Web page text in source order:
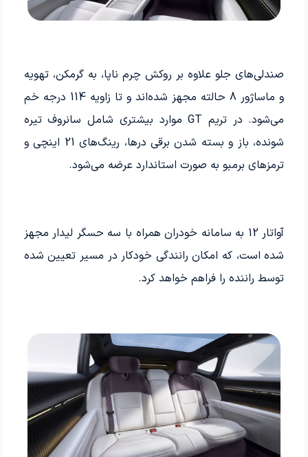
صندلی‌های جلو علاوه بر روکش چرم ناپا، به گرمکن، تهویه
و ماساژور 8 حالته مجهز شده‌اند و تا زاویه 114 درجه خم
می­‌شود. در تریم GT موارد بیشتری شامل سانروف تیره
شونده، باز و بسته شدن برقی درها، رینگ‌های 21 اینچی و
ترمزهای برمبو به صورت استاندارد عرضه می­‌شود.
آواتار 12 به سامانه خودران همراه با سه حسگر لیدار مجهز
شده است، که امکان رانندگی خودکار در مسیر تعیین شده
توسط راننده را فراهم خواهد کرد.